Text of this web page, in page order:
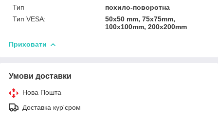
Тип
похило-поворотна
Тип VESA:
50x50 mm, 75x75mm,
100x100mm, 200x200mm
Приховати
Умови доставки
Нова Пошта
Доставка кур'єром